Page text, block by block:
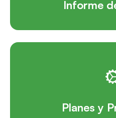
Informe
Planes y